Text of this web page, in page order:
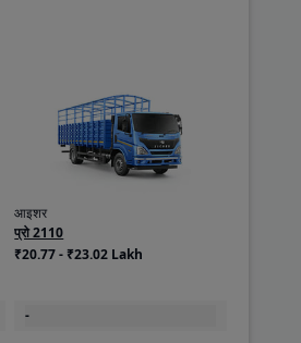
आइशर
प्रो 2110
₹20.77 - ₹23.02 Lakh
-